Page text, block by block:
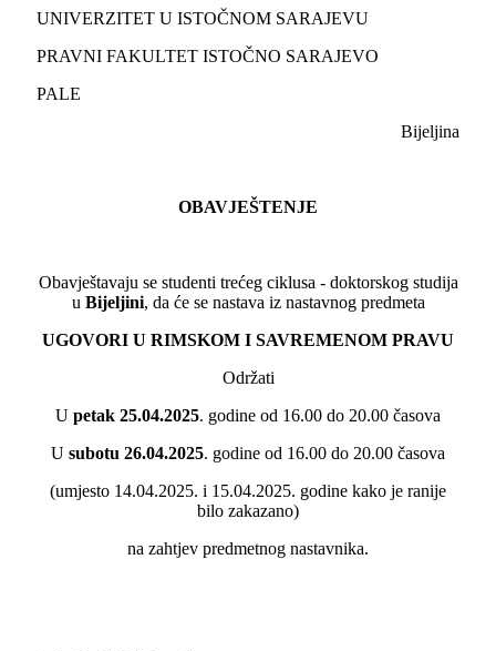
UNIVERZITET U ISTOČNOM SARAJEVU
PRAVNI FAKULTET ISTOČNO SARAJEVO
PALE
Bijeljina
OBAVJEŠTENJE
Obavještavaju se studenti trećeg ciklusa - doktorskog studija
u Bijeljini, da će se nastava iz nastavnog predmeta
UGOVORI U RIMSKOM I SAVREMENOM PRAVU
Održati
U petak 25.04.2025. godine od 16.00 do 20.00 časova
U subotu 26.04.2025. godine od 16.00 do 20.00 časova
(umjesto 14.04.2025. i 15.04.2025. godine kako je ranije
bilo zakazano)
na zahtjev predmetnog nastavnika.